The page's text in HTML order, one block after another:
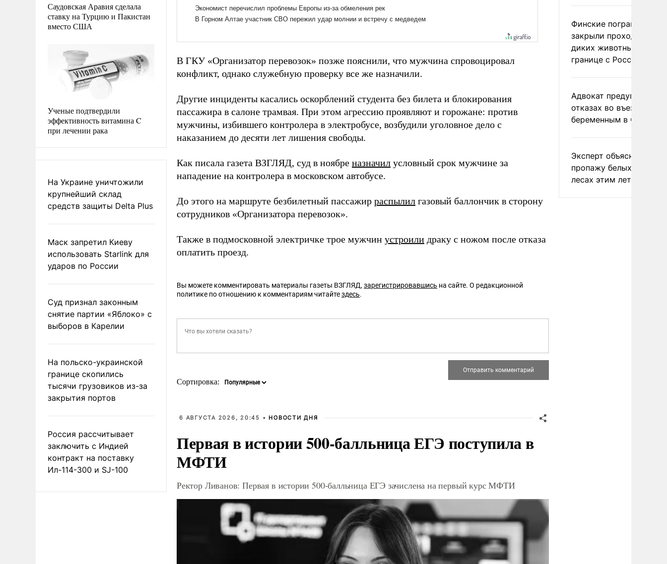
Саудовская Аравия сделала
ставку на Турцию и Пакистан
вместо США
Ученые подтвердили
эффективность витамина C
при лечении рака
На Украине уничтожили
крупнейший склад
средств защиты Delta Plus
Маск запретил Киеву
использовать Starlink для
ударов по России
Суд признал законным
снятие партии «Яблоко» с
выборов в Карелии
На польско-украинской
границе скопились
тысячи грузовиков из-за
закрытия портов
Россия рассчитывает
заключить с Индией
контракт на поставку
Ил-114-300 и SJ-100
В ГКУ «Организатор перевозок» позже пояснили, что мужчина спровоцировал
конфликт, однако служебную проверку все же назначили.
Другие инциденты касались оскорблений студента без билета и блокирования
пассажира в салоне трамвая. При этом агрессию проявляют и горожане: против
мужчины, избившего контролера в электробусе, возбудили уголовное дело с
наказанием до десяти лет лишения свободы.
Как писала газета ВЗГЛЯД, суд в ноябре назначил условный срок мужчине за
нападение на контролера в московском автобусе.
До этого на маршруте безбилетный пассажир распылил газовый баллончик в сторону
сотрудников «Организатора перевозок».
Также в подмосковной электричке трое мужчин устроили драку с ножом после отказа
оплатить проезд.
Вы можете комментировать материалы газеты ВЗГЛЯД, зарегистрировавшись на сайте. О редакционной
политике по отношению к комментариям читайтездесь.
Сортировка:
6 АВГУСТА 2026, 20:45 • НОВОСТИ ДНЯ
Первая в истории 500-балльница ЕГЭ поступила в
МФТИ
Ректор Ливанов: Первая в истории 500-балльница ЕГЭ зачислена на первый курс МФТИ
Финские пограничники
закрыли проходы для
диких животных на
границе с Россией
Адвокат предупредил
отказах во въезде
беременным в США
Эксперт объяснил
пропажу белых грибов
лесах этим летом